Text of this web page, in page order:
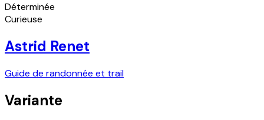
Déterminée
Curieuse
Astrid Renet
Guide de randonnée et trail
Variante